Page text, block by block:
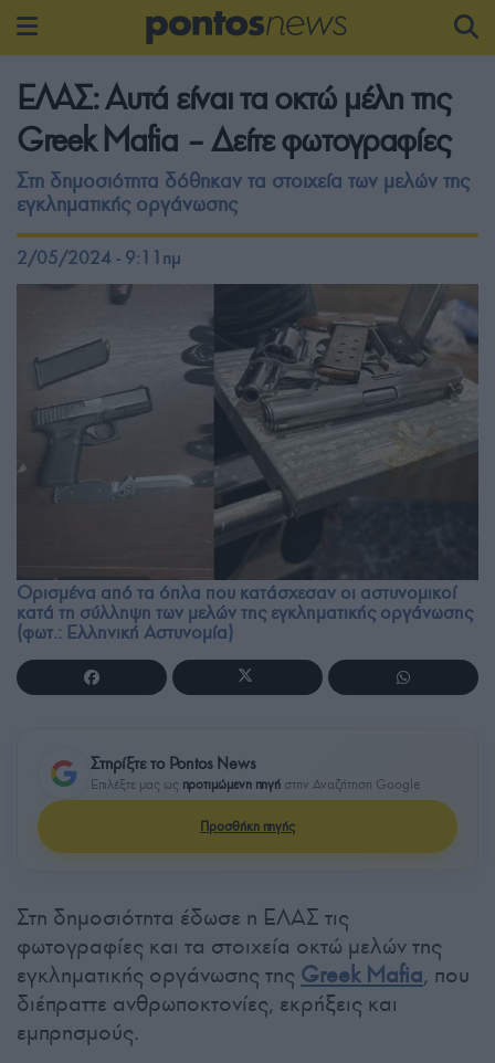
ΕΛΑΣ: Αυτά είναι τα οκτώ μέλη της
Greek Mafia – Δείτε φωτογραφίες
Στη δημοσιότητα δόθηκαν τα στοιχεία των μελών της
εγκληματικής οργάνωσης
2/05/2024 - 9:11πμ
Ορισμένα από τα όπλα που κατάσχεσαν οι αστυνομικοί
κατά τη σύλληψη των μελών της εγκληματικής οργάνωσης
(φωτ.: Ελληνική Αστυνομία)
Στηρίξτε το Pontos News
Επιλέξτε μας ως προτιμώμενη πηγή στην Αναζήτηση Google
Προσθήκη πηγής
Στη δημοσιότητα έδωσε η ΕΛΑΣ τις
φωτογραφίες και τα στοιχεία οκτώ μελών της
εγκληματικής οργάνωσης της Greek Mafia, που
διέπραττε ανθρωποκτονίες, εκρήξεις και
εμπρησμούς.